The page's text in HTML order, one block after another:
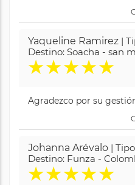
Yaqueline Ramirez |
Destino: Soacha - san
★★★★★
Agradezco por su
Johanna Arévalo |
Destino: Funza -
★★★★★